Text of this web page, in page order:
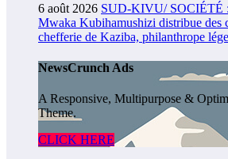
6 août 2026 SUD-KIVU/ SOCIÉTÉ
Mwaka Kubihamushizi distribue des
chefferie de Kaziba, philanthrope
NewsCrunch Ads
A Responsive, Multipurpose &
Theme.
CLICK HERE